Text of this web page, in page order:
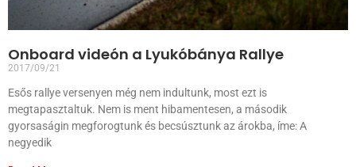
Onboard videón a Lyukóbánya Rallye
2017/09/21
Esős rallye versenyen még nem indultunk, most ezt is
megtapasztaltuk. Nem is ment hibamentesen, a második
gyorsaságin megforogtunk és becsúsztunk az árokba, íme: A
negyedik